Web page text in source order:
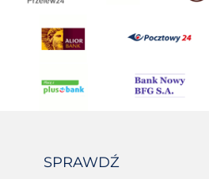
SPRAWDŹ